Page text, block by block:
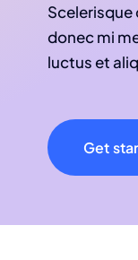
Scelerisque
donec mi
luctus et
Get